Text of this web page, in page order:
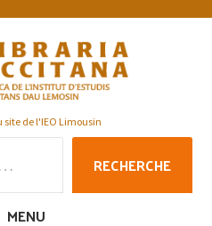
site de l'IEO Limousin
pour :
RECHERCHE
MENU